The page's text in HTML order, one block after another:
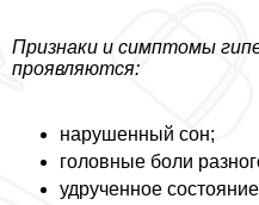
Признаки и симптомы
проявляются:
нарушенный сон;
головные боли
удрученное